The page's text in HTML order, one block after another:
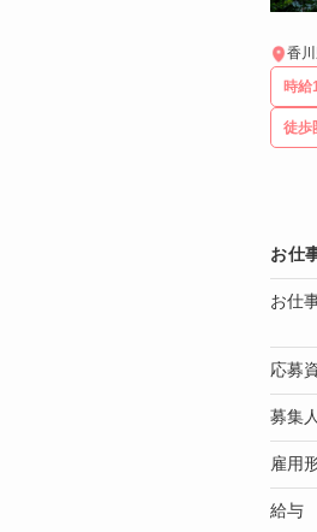
香
時給
徒歩
お仕
お仕
応募
募集
雇用
給与